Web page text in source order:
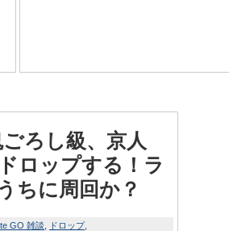
ごろし級、京人
ロップする！ラ
ちに周回か？
GO 雑談
ドロップ